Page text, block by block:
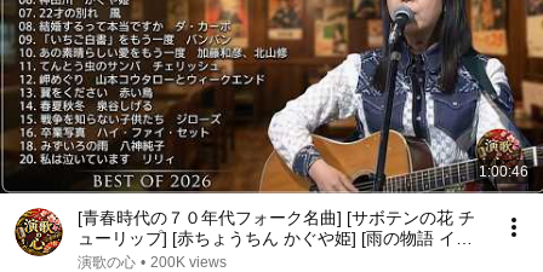
1:00:46
[青春時代の７０年代フォーク名曲] [サボテンの花 チ
ューリップ] [赤ちょうちん かぐや姫] [雨の物語 イル
カ] [落陽 よしだたくろう] [精霊流し グレープ] [ささ
演歌の心 • 200K views